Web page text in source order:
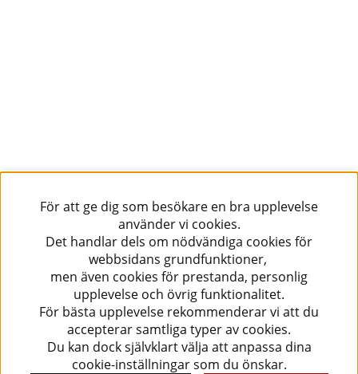
För att ge dig som besökare en bra upplevelse
använder vi cookies.
Det handlar dels om nödvändiga cookies för
webbsidans grundfunktioner,
men även cookies för prestanda, personlig
upplevelse och övrig funktionalitet.
För bästa upplevelse rekommenderar vi att du
accepterar samtliga typer av cookies.
Du kan dock självklart välja att anpassa dina
cookie-inställningar som du önskar.